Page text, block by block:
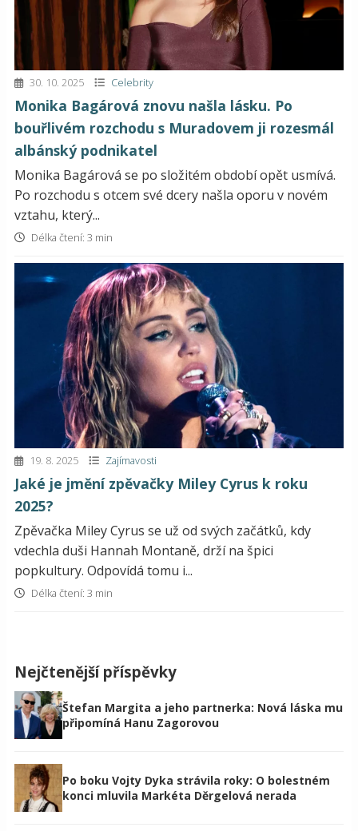
30. 10. 2025 Celebrity
Monika Bagárová znovu našla lásku. Po
bouřlivém rozchodu s Muradovem ji rozesmál
albánský podnikatel
Monika Bagárová se po složitém období opět usmívá.
Po rozchodu s otcem své dcery našla oporu v novém
vztahu, který...
Délka čtení: 3 min
19. 8. 2025 Zajímavosti
Jaké je jmění zpěvačky Miley Cyrus k roku
2025?
Zpěvačka Miley Cyrus se už od svých začátků, kdy
vdechla duši Hannah Montaně, drží na špici
popkultury. Odpovídá tomu i...
Délka čtení: 3 min
Nejčtenější příspěvky
Štefan Margita a jeho partnerka: Nová láska mu
připomíná Hanu Zagorovou
Po boku Vojty Dyka strávila roky: O bolestném
konci mluvila Markéta Děrgelová nerada